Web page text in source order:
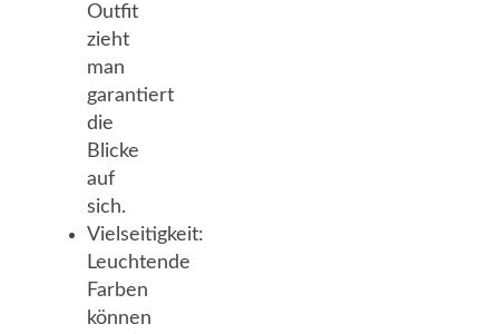
Outfit
zieht
man
garantiert
die
Blicke
auf
sich.
Vielseitigkeit:
Leuchtende
Farben
können